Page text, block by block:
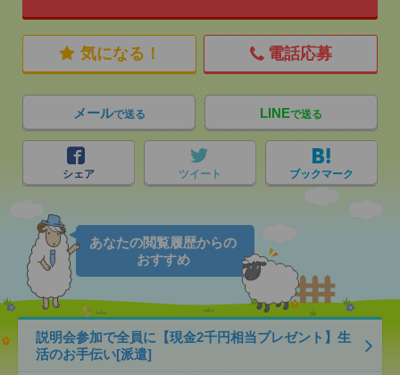
気になる！ 電話応募
メールで送る LINEで送る
シェア ツイート ブックマーク
あなたの閲覧履歴からの
おすすめ
説明会参加で全員に【現金2千円相当プレゼント】生
活のお手伝い[派遣]